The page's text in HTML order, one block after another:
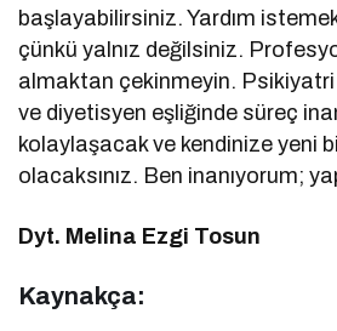
başlayabilirsiniz. Yardım
çünkü yalnız değilsiniz.
almaktan çekinmeyin. Psikiyatri
ve diyetisyen eşliğinde süreç
kolaylaşacak ve kendinize yeni
olacaksınız. Ben inanıyorum;
Dyt. Melina Ezgi Tosun
Kaynakça: